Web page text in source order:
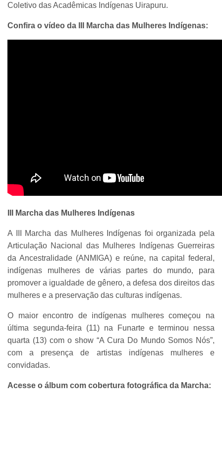
Coletivo das Acadêmicas Indígenas Uirapuru.
Confira o vídeo da III Marcha das Mulheres Indígenas:
III Marcha das Mulheres Indígenas
A III Marcha das Mulheres Indígenas foi organizada pela
Articulação Nacional das Mulheres Indígenas Guerreiras
da Ancestralidade (ANMIGA) e reúne, na capital federal,
indígenas mulheres de várias partes do mundo, para
promover a igualdade de gênero, a defesa dos direitos das
mulheres e a preservação das culturas indígenas.
O maior encontro de indígenas mulheres começou na
última segunda-feira (11) na Funarte e terminou nessa
quarta (13) com o show “A Cura Do Mundo Somos Nós”,
com a presença de artistas indígenas mulheres e
convidadas.
Acesse o álbum com cobertura fotográfica da Marcha: